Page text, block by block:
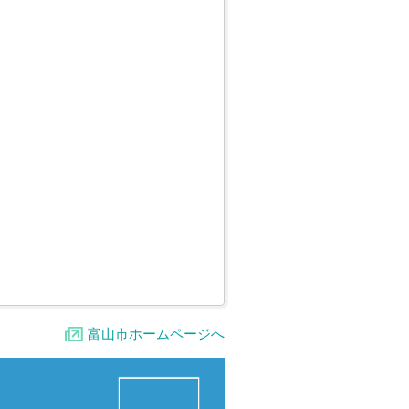
富山市ホームページへ